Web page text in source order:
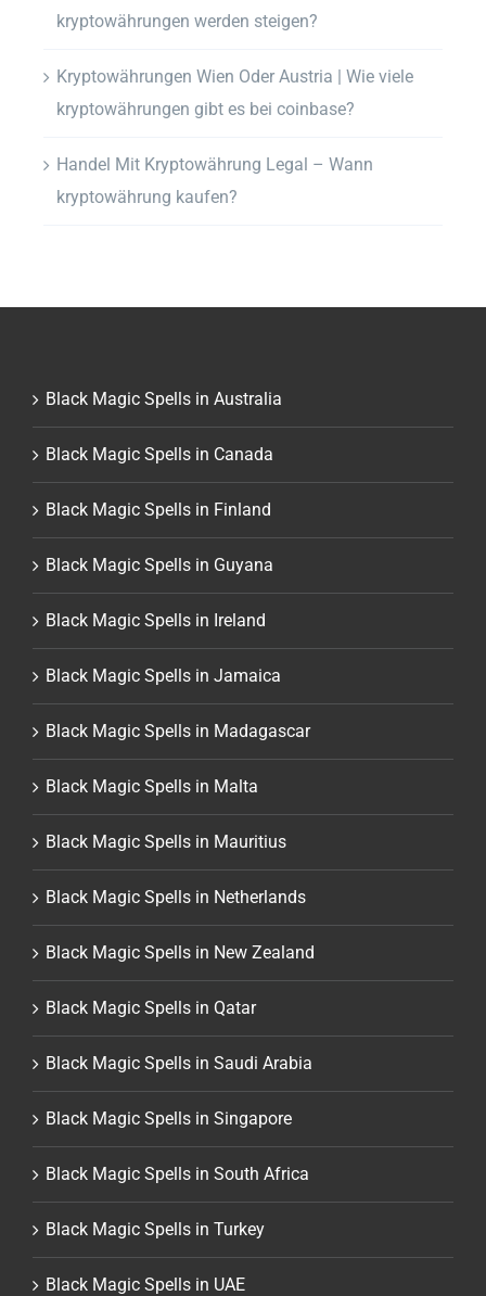
kryptowährungen werden steigen?
Kryptowährungen Wien Oder Austria | Wie viele
kryptowährungen gibt es bei coinbase?
Handel Mit Kryptowährung Legal – Wann
kryptowährung kaufen?
Black Magic Spells in Australia
Black Magic Spells in Canada
Black Magic Spells in Finland
Black Magic Spells in Guyana
Black Magic Spells in Ireland
Black Magic Spells in Jamaica
Black Magic Spells in Madagascar
Black Magic Spells in Malta
Black Magic Spells in Mauritius
Black Magic Spells in Netherlands
Black Magic Spells in New Zealand
Black Magic Spells in Qatar
Black Magic Spells in Saudi Arabia
Black Magic Spells in Singapore
Black Magic Spells in South Africa
Black Magic Spells in Turkey
Black Magic Spells in UAE